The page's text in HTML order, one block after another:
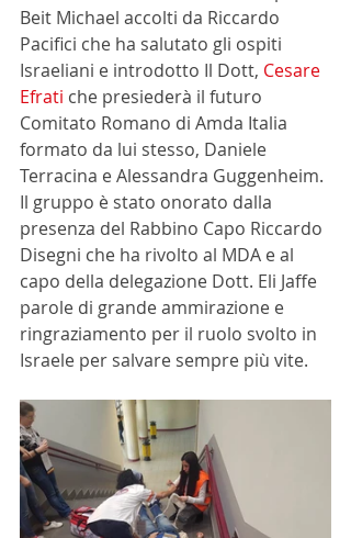
Beit Michael accolti da Riccardo
Pacifici che ha salutato gli ospiti
Israeliani e introdotto Il Dott, Cesare
Efrati che presiederà il futuro
Comitato Romano di Amda Italia
formato da lui stesso, Daniele
Terracina e Alessandra Guggenheim.
Il gruppo è stato onorato dalla
presenza del Rabbino Capo Riccardo
Disegni che ha rivolto al MDA e al
capo della delegazione Dott. Eli Jaffe
parole di grande ammirazione e
ringraziamento per il ruolo svolto in
Israele per salvare sempre più vite.